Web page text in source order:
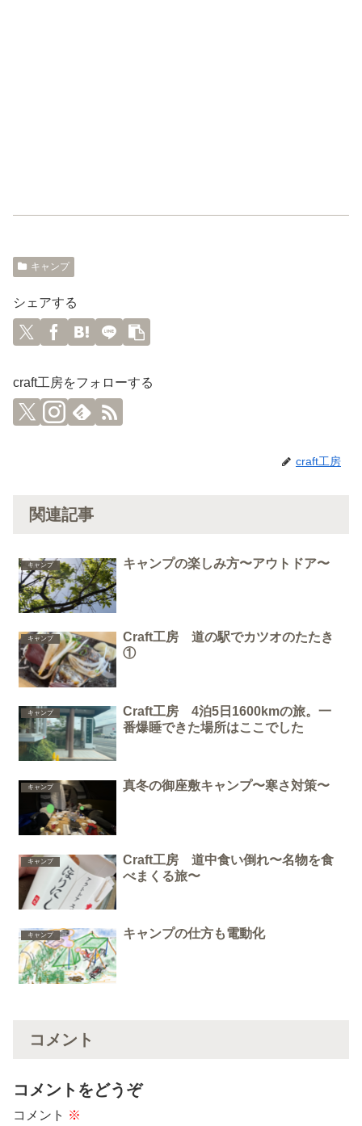
キャンプ
シェアする
craft工房をフォローする
craft工房
関連記事
キャンプ キャンプの楽しみ方〜アウトドア〜
キャンプ
Craft工房 道の駅でカツオのたたき
①
キャンプ
Craft工房 4泊5日1600kmの旅。一
番爆睡できた場所はここでした
キャンプ 真冬の御座敷キャンプ〜寒さ対策〜
キャンプ
Craft工房 道中食い倒れ〜名物を食
べまくる旅〜
キャンプ キャンプの仕方も電動化
コメント
コメントをどうぞ
コメント ※